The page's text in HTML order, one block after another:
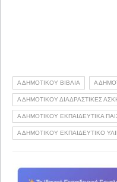
Α ΔΗΜΟΤΙΚΟΥ ΒΙΒΛΙΑ Α
Α ΔΗΜΟΤΙΚΟΥ ΔΙΑΔΡΑΣΤΙΚΕΣ
Α ΔΗΜΟΤΙΚΟΥ ΕΚΠΑΙΔΕΥΤΙΚΑ
Α ΔΗΜΟΤΙΚΟΥ ΕΚΠΑΙΔΕΥΤΙΚΟ